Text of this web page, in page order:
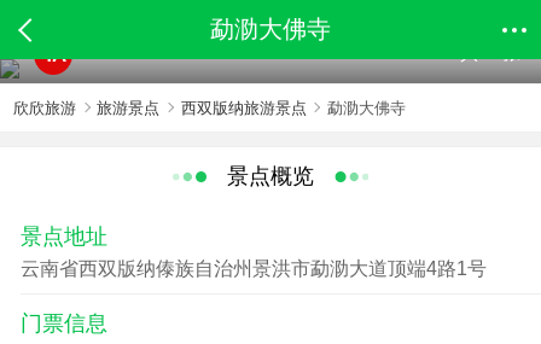
勐泐大佛寺
4A
欣欣旅游 旅游景点 西双版纳旅游景点 勐泐大佛寺
景点概览
景点地址
云南省西双版纳傣族自治州景洪市勐泐大道顶端4路1号
门票信息